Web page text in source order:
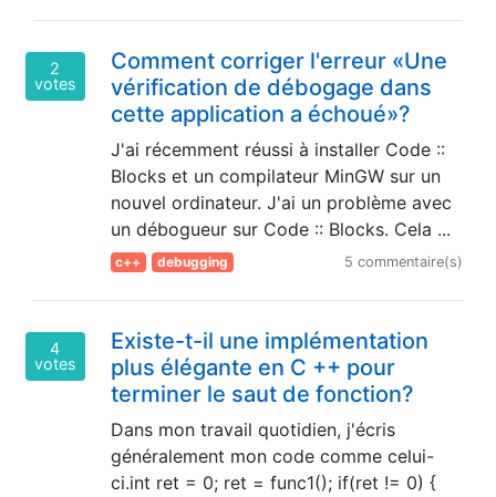
2
votes
Comment corriger l'erreur «Une
vérification de débogage dans
cette application a échoué»?
J'ai récemment réussi à installer Code ::
Blocks et un compilateur MinGW sur un
nouvel ordinateur. J'ai un problème avec
un débogueur sur Code :: Blocks. Cela ...
c++ debugging 5 commentaire(s)
4
votes
Existe-t-il une implémentation
plus élégante en C ++ pour
terminer le saut de fonction?
Dans mon travail quotidien, j'écris
généralement mon code comme celui-
ci.int ret = 0; ret = func1(); if(ret != 0) {